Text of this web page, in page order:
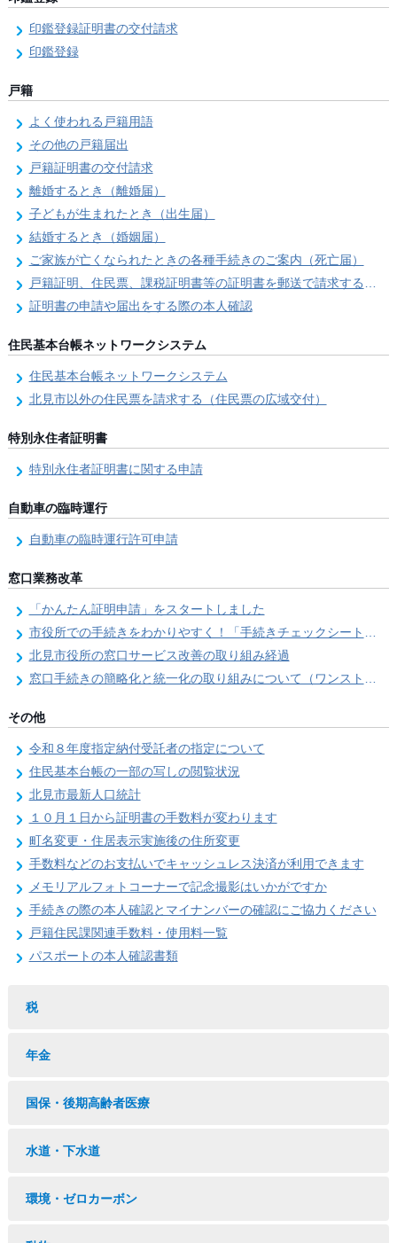
印鑑登録証明書の交付請求
印鑑登録
戸籍
よく使われる戸籍用語
その他の戸籍届出
戸籍証明書の交付請求
離婚するとき（離婚届）
子どもが生まれたとき（出生届）
結婚するとき（婚姻届）
ご家族が亡くなられたときの各種手続きのご案内（死亡届）
戸籍証明、住民票、課税証明書等の証明書を郵送で請求する際の本人確認
証明書の申請や届出をする際の本人確認
住民基本台帳ネットワークシステム
住民基本台帳ネットワークシステム
北見市以外の住民票を請求する（住民票の広域交付）
特別永住者証明書
特別永住者証明書に関する申請
自動車の臨時運行
自動車の臨時運行許可申請
窓口業務改革
「かんたん証明申請」をスタートしました
市役所での手続きをわかりやすく！「手続きチェックシート」を導入しました
北見市役所の窓口サービス改善の取り組み経過
窓口手続きの簡略化と統一化の取り組みについて（ワンストップサービス推進事業）
その他
令和８年度指定納付受託者の指定について
住民基本台帳の一部の写しの閲覧状況
北見市最新人口統計
１０月１日から証明書の手数料が変わります
町名変更・住居表示実施後の住所変更
手数料などのお支払いでキャッシュレス決済が利用できます
メモリアルフォトコーナーで記念撮影はいかがですか
手続きの際の本人確認とマイナンバーの確認にご協力ください
戸籍住民課関連手数料・使用料一覧
パスポートの本人確認書類
税
年金
国保・後期高齢者医療
水道・下水道
環境・ゼロカーボン